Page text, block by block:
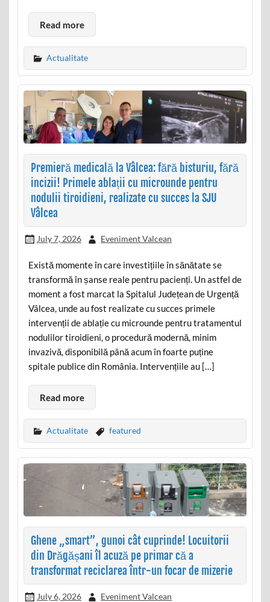
Read more
Actualitate
Premieră medicală la Vâlcea: fără bisturiu, fără
incizii! Primele ablații cu microunde pentru
nodulii tiroidieni, realizate cu succes la SJU
Vâlcea
July 7, 2026 Eveniment Valcean
Există momente în care investițiile în sănătate se
transformă în șanse reale pentru pacienți. Un astfel de
moment a fost marcat la Spitalul Județean de Urgență
Vâlcea, unde au fost realizate cu succes primele
intervenții de ablație cu microunde pentru tratamentul
nodulilor tiroidieni, o procedură modernă, minim
invazivă, disponibilă până acum în foarte puține
spitale publice din România. Intervențiile au […]
Read more
Actualitate featured
Ghene „smart”, gunoi cât cuprinde! Locuitorii
din Drăgășani îl acuză pe primar că a
transformat reciclarea într-un focar de mizerie
July 6, 2026 Eveniment Valcean